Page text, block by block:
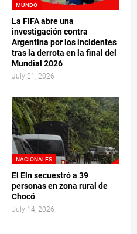
MUNDO
La FIFA abre una
investigación contra
Argentina por los incidentes
tras la derrota en la final del
Mundial 2026
July 21, 2026
NACIONALES
El Eln secuestró a 39
personas en zona rural de
Chocó
July 14, 2026